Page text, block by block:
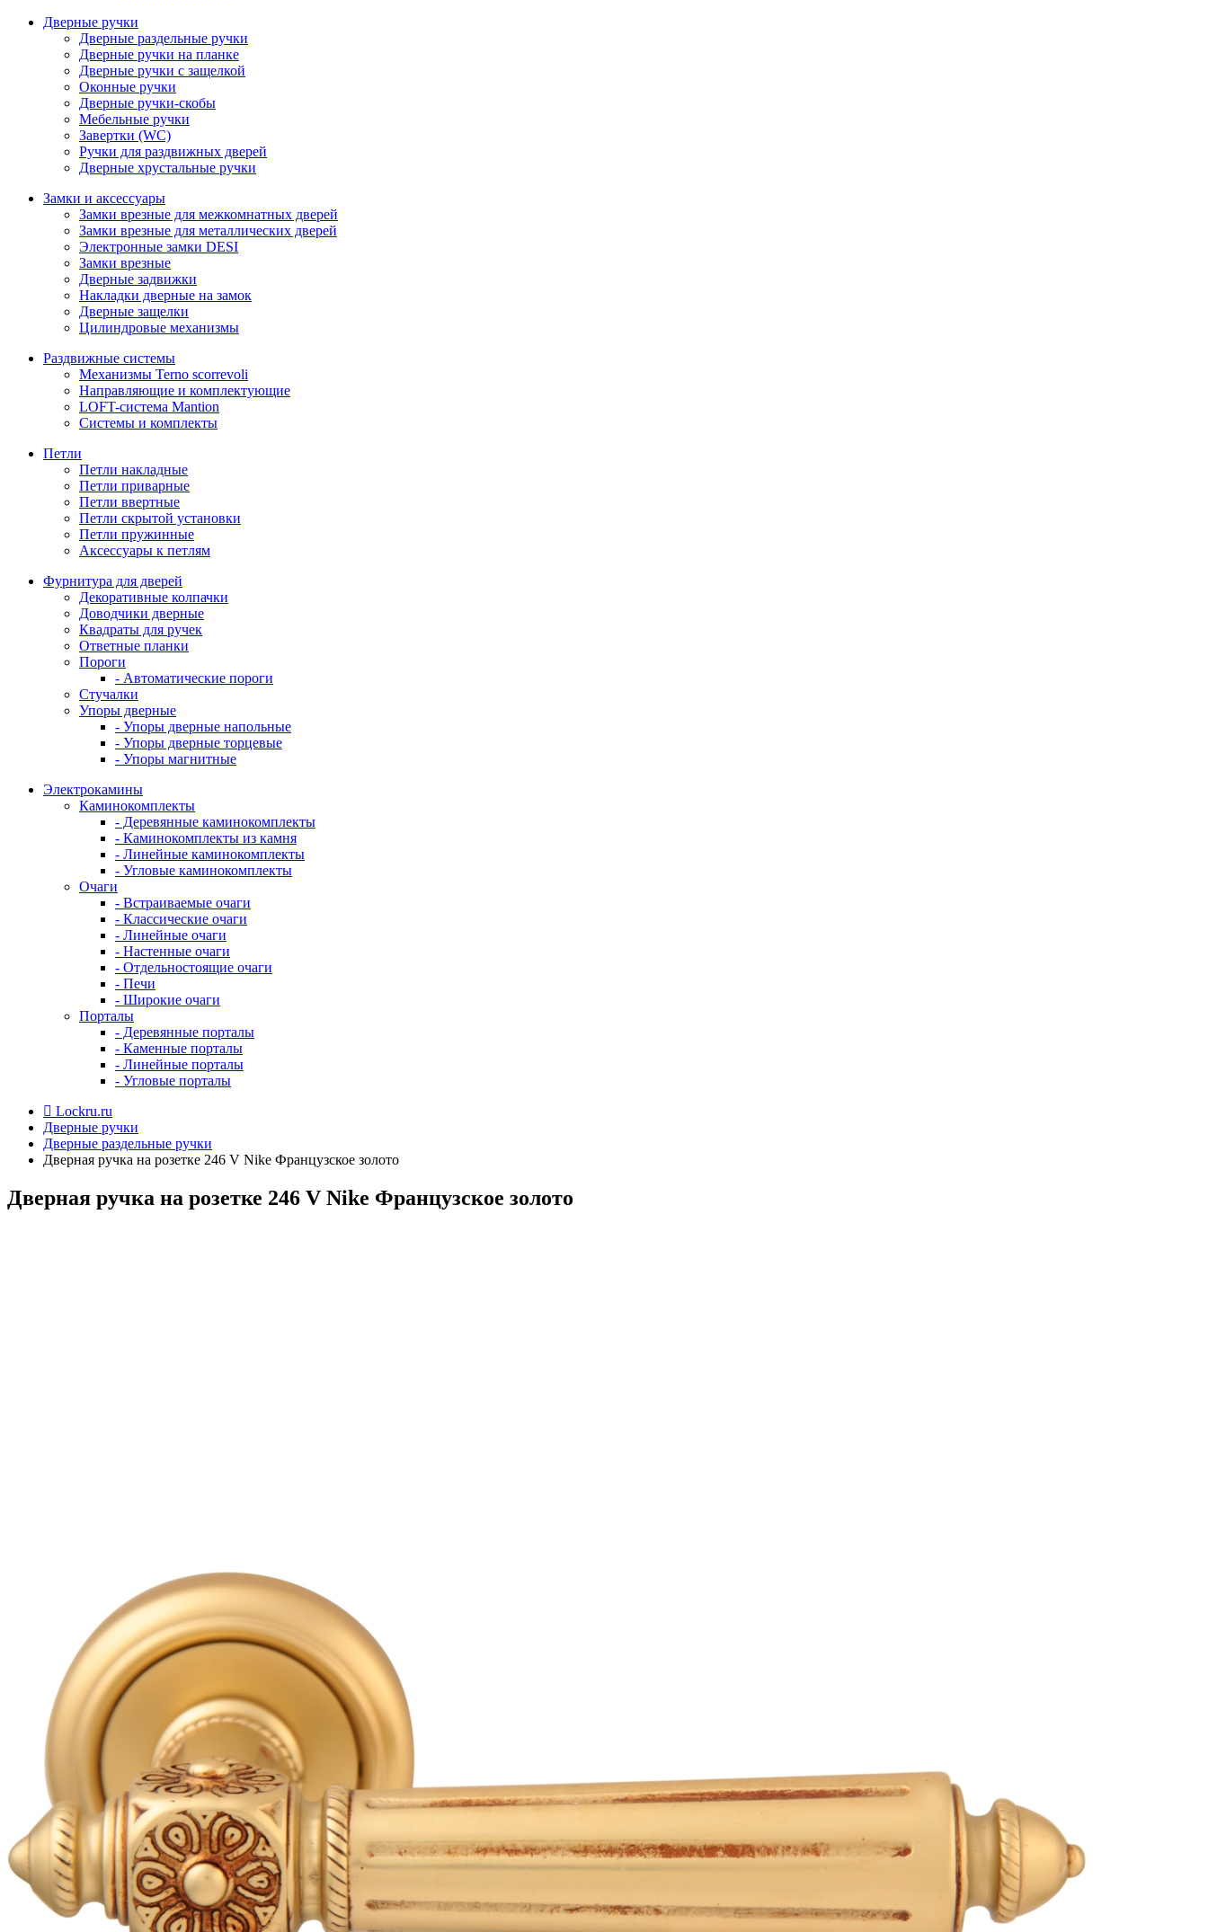
Дверные ручки
Дверные раздельные ручки
Дверные ручки на планке
Дверные ручки с защелкой
Оконные ручки
Дверные ручки-скобы
Мебельные ручки
Завертки (WC)
Ручки для раздвижных дверей
Дверные хрустальные ручки
Замки и аксессуары
Замки врезные для межкомнатных дверей
Замки врезные для металлических дверей
Электронные замки DESI
Замки врезные
Дверные задвижки
Накладки дверные на замок
Дверные защелки
Цилиндровые механизмы
Раздвижные системы
Механизмы Terno scorrevoli
Направляющие и комплектующие
LOFT-cистема Mantion
Системы и комплекты
Петли
Петли накладные
Петли приварные
Петли ввертные
Петли скрытой установки
Петли пружинные
Аксессуары к петлям
Фурнитура для дверей
Декоративные колпачки
Доводчики дверные
Квадраты для ручек
Ответные планки
Пороги
- Автоматические пороги
Стучалки
Упоры дверные
- Упоры дверные напольные
- Упоры дверные торцевые
- Упоры магнитные
Электрокамины
Каминокомплекты
- Деревянные каминокомплекты
- Каминокомплекты из камня
- Линейные каминокомплекты
- Угловые каминокомплекты
Очаги
- Встраиваемые очаги
- Классические очаги
- Линейные очаги
- Настенные очаги
- Отдельностоящие очаги
- Печи
- Широкие очаги
Порталы
- Деревянные порталы
- Каменные порталы
- Линейные порталы
- Угловые порталы
Lockru.ru
Дверные ручки
Дверные раздельные ручки
Дверная ручка на розетке 246 V Nike Французское золото
Дверная ручка на розетке 246 V Nike Французское золото